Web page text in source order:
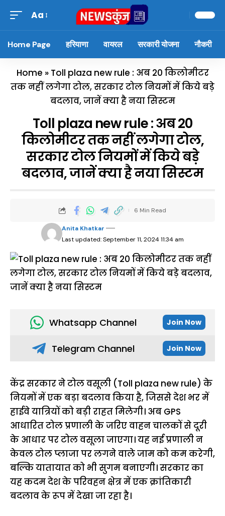
Aa
Home Page हरियाणा वायरल सरकारी योजना नौकरी
Home » Toll plaza new rule : अब 20 किलोमीटर
तक नहीं लगेगा टोल, सरकार टोल नियमों में किये बड़े
बदलाव, जानें क्या है नया सिस्टम
Toll plaza new rule : अब 20
किलोमीटर तक नहीं लगेगा टोल,
सरकार टोल नियमों में किये बड़े
बदलाव, जानें क्या है नया सिस्टम
Last updated: September 11, 2024 11:34 am
Anita Khatkar
6 Min Read
Whatsapp Channel Join Now
Telegram Channel Join Now
केंद्र सरकार ने टोल वसूली (Toll plaza new rule) के
नियमों में एक बड़ा बदलाव किया है, जिससे देश भर में
हाईवे यात्रियों को बड़ी राहत मिलेगी। अब GPS
आधारित टोल प्रणाली के जरिए वाहन चालकों से दूरी
के आधार पर टोल वसूला जाएगा। यह नई प्रणाली न
केवल टोल प्लाजा पर लगने वाले जाम को कम करेगी,
बल्कि यातायात को भी सुगम बनाएगी। सरकार का
यह कदम देश के परिवहन क्षेत्र में एक क्रांतिकारी
बदलाव के रूप में देखा जा रहा है।